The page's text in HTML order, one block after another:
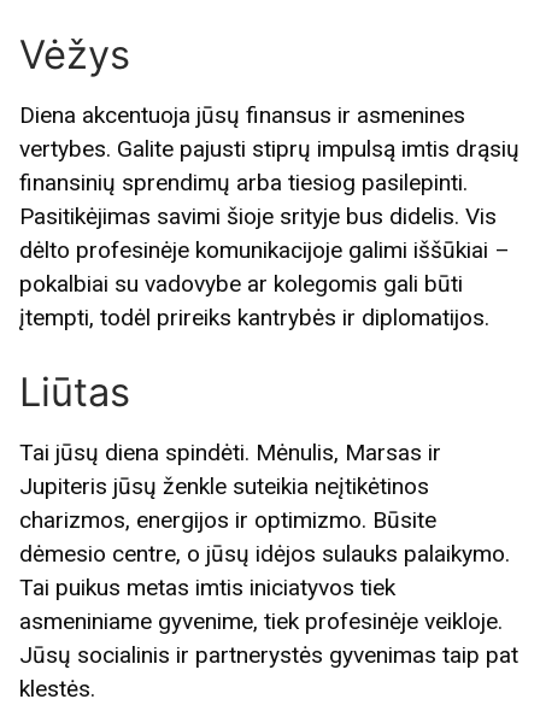
Vėžys
Diena akcentuoja jūsų finansus ir asmenines
vertybes. Galite pajusti stiprų impulsą imtis drąsių
finansinių sprendimų arba tiesiog pasilepinti.
Pasitikėjimas savimi šioje srityje bus didelis. Vis
dėlto profesinėje komunikacijoje galimi iššūkiai –
pokalbiai su vadovybe ar kolegomis gali būti
įtempti, todėl prireiks kantrybės ir diplomatijos.
Liūtas
Tai jūsų diena spindėti. Mėnulis, Marsas ir
Jupiteris jūsų ženkle suteikia neįtikėtinos
charizmos, energijos ir optimizmo. Būsite
dėmesio centre, o jūsų idėjos sulauks palaikymo.
Tai puikus metas imtis iniciatyvos tiek
asmeniniame gyvenime, tiek profesinėje veikloje.
Jūsų socialinis ir partnerystės gyvenimas taip pat
klestės.